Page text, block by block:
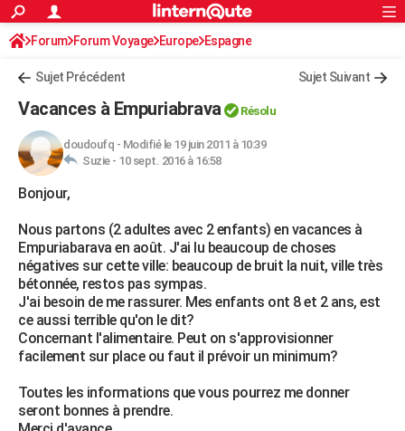
ACTUALITÉS
Politique
Société
Faits Divers
Education
Monde
Villes
+
FINANCE
Retraite
Impôts
Epargne
Immobilier
Risques naturels par ville
Banque
Assurance
Crédit
AUTO
Essais
Réserver un essai
Citadines
Berlines
SUV
Forum auto
+HIGH-TECH
Mobiles
Meilleur smartphone
Internet
Ordinateurs
Jeux vidéo
Guide high-tech
+BRICOLAGE
Forum
Aménagement intérieur
Extérieur
Cuisine
Salle de bains
Jardinage
Rangement
WEEK-END
Guides de France
Patrimoine
Expositions
Week-end nature
LIFESTYLE
Art de vivre
Bien-être
Loisirs
ModeModes de vie
SANTE
Alimentation
Guide de la santé
Maladies
Médicaments
Sommeil
VOYAGE
Destinations
City break
Voyage nature
Voyage de noces
Forum
Climat
+PHOTO
S'inscrire
Connexion
Forum Forum Voyage Europe Espagne
Sujet Précédent Sujet Suivant
Vacances à Empuriabrava Résolu
doudoufq - Modifié le 19 juin 2011 à 10:39
Suzie - 10 sept. 2016 à 16:58
Bonjour,
Nous partons (2 adultes avec 2 enfants) en vacances à
Empuriabarava en août. J'ai lu beaucoup de choses
négatives sur cette ville: beaucoup de bruit la nuit, ville très
bétonnée, restos pas sympas.
J'ai besoin de me rassurer. Mes enfants ont 8 et 2 ans, est
ce aussi terrible qu'on le dit?
Concernant l'alimentaire. Peut on s'approvisionner
facilement sur place ou faut il prévoir un minimum?
Toutes les informations que vous pourrez me donner
seront bonnes à prendre.